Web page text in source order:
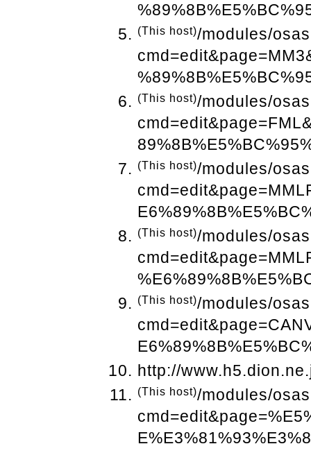
(This host)/modules/
(This host)/modules/
(This host)/modules/
(This host)/modules/
(This host)/modules/
http://
(This host)/modules/